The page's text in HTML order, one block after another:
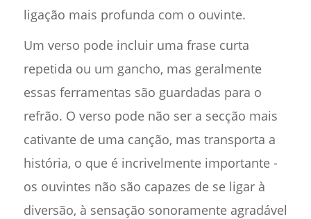
ligação mais profunda com o ouvinte.
Um verso pode incluir uma frase curta
repetida ou um gancho, mas geralmente
essas ferramentas são guardadas para o
refrão. O verso pode não ser a secção mais
cativante de uma canção, mas transporta a
história, o que é incrivelmente importante -
os ouvintes não são capazes de se ligar à
diversão, à sensação sonoramente agradável